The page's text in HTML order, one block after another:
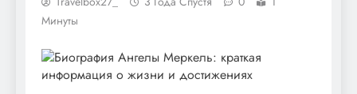
Минуты